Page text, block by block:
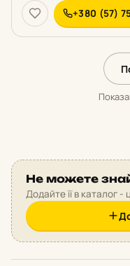
+380 (57)
Не можете
Додайте її в каталог